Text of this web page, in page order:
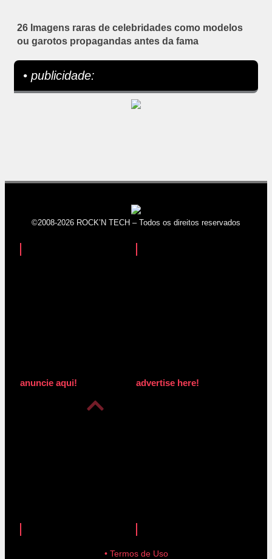
26 Imagens raras de celebridades como modelos
ou garotos propagandas antes da fama
• publicidade:
©2008-2026 ROCK’N TECH – Todos os direitos reservados
anuncie aqui! advertise here!
• Termos de Uso